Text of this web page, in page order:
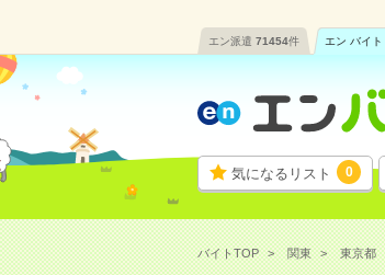
エン派遣 71454件 エン バイト
気になるリスト 0
バイトTOP 関東 東京都